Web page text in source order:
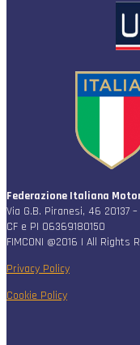
Federazione Italiana
Via G.B. Piranesi, 46 20137
CF e PI 06369180150
FIMCONI @2016 | All Rights
Privacy Policy
Cookie Policy